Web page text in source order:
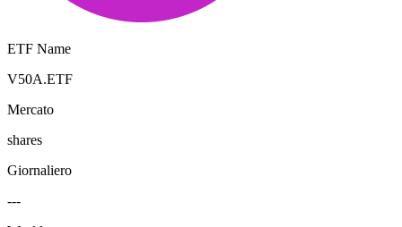
ETF Name
V50A.ETF
Mercato
shares
Giornaliero
---